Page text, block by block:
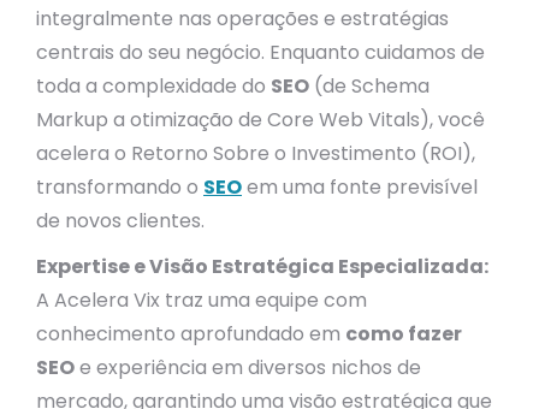
integralmente nas operações e estratégias
centrais do seu negócio. Enquanto cuidamos de
toda a complexidade do SEO (de Schema
Markup a otimização de Core Web Vitals), você
acelera o Retorno Sobre o Investimento (ROI),
transformando o SEOem uma fonte previsível
de novos clientes.
Expertise e Visão Estratégica Especializada:
A Acelera Vix traz uma equipe com
conhecimento aprofundado em como fazer
SEOe experiência em diversos nichos de
mercado, garantindo uma visão estratégica que